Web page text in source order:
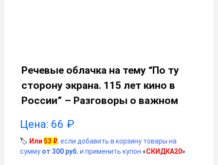
Речевые облачка на тему “По ту
сторону экрана. 115 лет кино в
России” – Разговоры о важном
Цена: 66 ₽
🏷️ Или 53 ₽, если добавить в корзину товары на
сумму от 300 руб. и применить купон «СКИДКА20»